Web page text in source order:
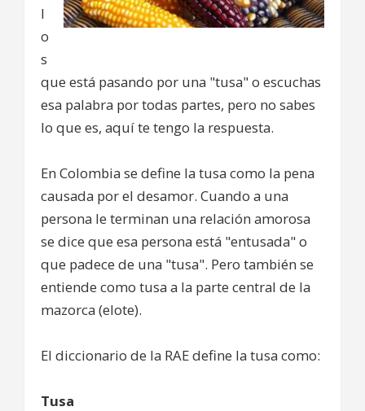
l
o
s
que está pasando por una "tusa" o escuchas
esa palabra por todas partes, pero no sabes
lo que es, aquí te tengo la respuesta.
En Colombia se define la tusa como la pena
causada por el desamor. Cuando a una
persona le terminan una relación amorosa
se dice que esa persona está "entusada" o
que padece de una "tusa". Pero también se
entiende como tusa a la parte central de la
mazorca (elote).
El diccionario de la RAE define la tusa como:
Tusa